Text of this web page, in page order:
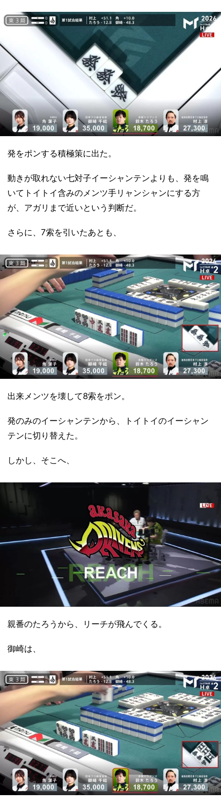
発をポンする積極策に出た。
動きが取れない七対子イーシャンテンよりも、発を鳴
いてトイトイ含みのメンツ手リャンシャンにする方
が、アガリまで近いという判断だ。
さらに、7索を引いたあとも、
出来メンツを壊して8索をポン。
発のみのイーシャンテンから、トイトイのイーシャン
テンに切り替えた。
しかし、そこへ、
親番のたろうから、リーチが飛んでくる。
御崎は、